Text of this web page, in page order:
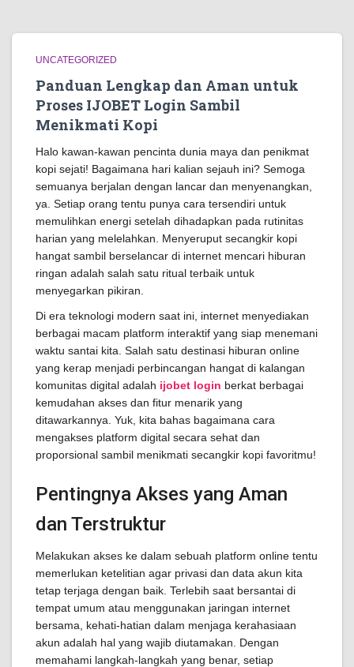
UNCATEGORIZED
Panduan Lengkap dan Aman untuk
Proses IJOBET Login Sambil
Menikmati Kopi
Halo kawan-kawan pencinta dunia maya dan penikmat
kopi sejati! Bagaimana hari kalian sejauh ini? Semoga
semuanya berjalan dengan lancar dan menyenangkan,
ya. Setiap orang tentu punya cara tersendiri untuk
memulihkan energi setelah dihadapkan pada rutinitas
harian yang melelahkan. Menyeruput secangkir kopi
hangat sambil berselancar di internet mencari hiburan
ringan adalah salah satu ritual terbaik untuk
menyegarkan pikiran.
Di era teknologi modern saat ini, internet menyediakan
berbagai macam platform interaktif yang siap menemani
waktu santai kita. Salah satu destinasi hiburan online
yang kerap menjadi perbincangan hangat di kalangan
komunitas digital adalah ijobet login berkat berbagai
kemudahan akses dan fitur menarik yang
ditawarkannya. Yuk, kita bahas bagaimana cara
mengakses platform digital secara sehat dan
proporsional sambil menikmati secangkir kopi favoritmu!
Pentingnya Akses yang Aman
dan Terstruktur
Melakukan akses ke dalam sebuah platform online tentu
memerlukan ketelitian agar privasi dan data akun kita
tetap terjaga dengan baik. Terlebih saat bersantai di
tempat umum atau menggunakan jaringan internet
bersama, kehati-hatian dalam menjaga kerahasiaan
akun adalah hal yang wajib diutamakan. Dengan
memahami langkah-langkah yang benar, setiap